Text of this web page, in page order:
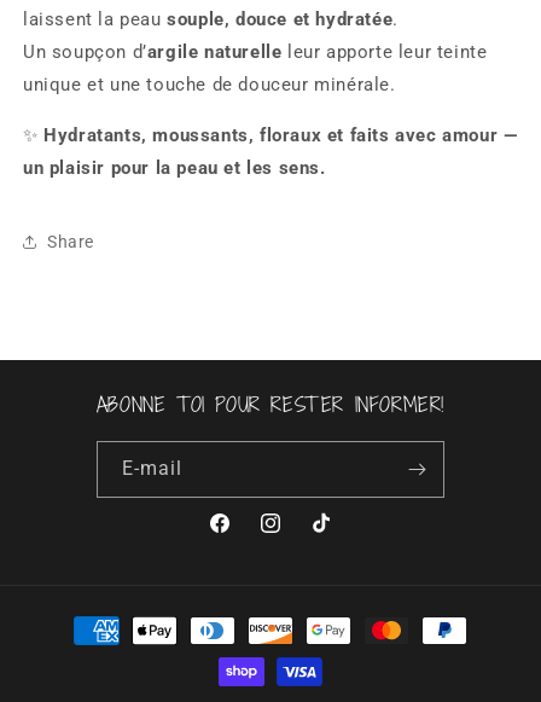
laissent la peausouple, douce et hydratée.
Un soupçon d’argile naturelle leur apporte leur teinte
unique et une touche de douceur minérale.
✨ Hydratants, moussants, floraux et faits avec amour —
un plaisir pour la peau et les sens.
Share
ABONNE TOI POUR RESTER INFORMER!
E-mail
FacebookInstagramTikTok
Moyens